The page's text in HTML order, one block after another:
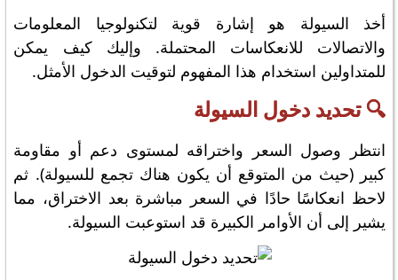
أخذ السيولة هو إشارة قوية لتكنولوجيا المعلومات
والاتصالات للانعكاسات المحتملة. وإليك كيف يمكن
للمتداولين استخدام هذا المفهوم لتوقيت الدخول الأمثل.
🔍 تحديد دخول السيولة
انتظر وصول السعر واختراقه لمستوى دعم أو مقاومة
كبير (حيث من المتوقع أن يكون هناك تجمع للسيولة). ثم
لاحظ انعكاسًا حادًا في السعر مباشرة بعد الاختراق، مما
يشير إلى أن الأوامر الكبيرة قد استوعبت السيولة.